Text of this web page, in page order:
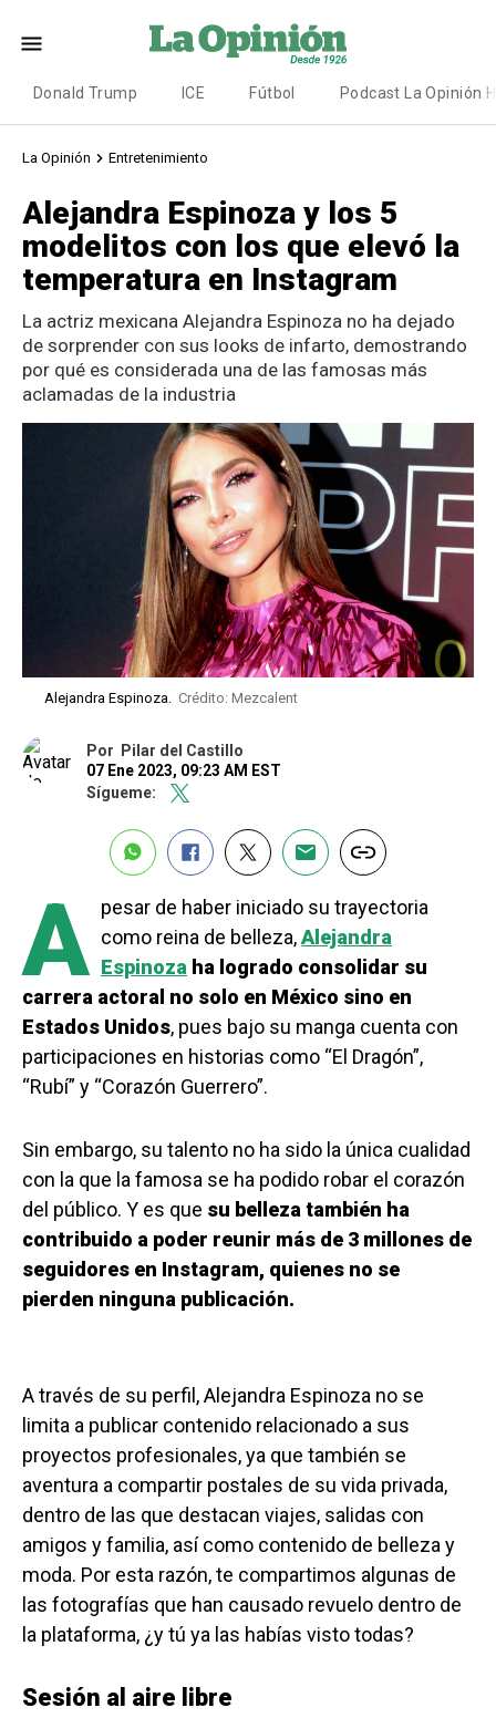
Donald Trump ICE Fútbol Podcast La Opinión
La Opinión Entretenimiento
Alejandra Espinoza y los 5
modelitos con los que elevó la
temperatura en Instagram
La actriz mexicana Alejandra Espinoza no ha dejado
de sorprender con sus looks de infarto, demostrando
por qué es considerada una de las famosas más
aclamadas de la industria
Alejandra Espinoza. Crédito: Mezcalent
Por Pilar del Castillo
07 Ene 2023, 09:23 AM EST
Sígueme:
A pesar de haber iniciado su trayectoria
como reina de belleza,Alejandra
Espinoza ha logrado consolidar su
carrera actoral no solo en México sino en
Estados Unidos, pues bajo su manga cuenta con
participaciones en historias como “El Dragón”,
“Rubí” y “Corazón Guerrero”.
Sin embargo, su talento no ha sido la única cualidad
con la que la famosa se ha podido robar el corazón
del público. Y es que su belleza también ha
contribuido a poder reunir más de 3 millones de
seguidores en Instagram, quienes no se
pierden ninguna publicación.
A través de su perfil, Alejandra Espinoza no se
limita a publicar contenido relacionado a sus
proyectos profesionales, ya que también se
aventura a compartir postales de su vida privada,
dentro de las que destacan viajes, salidas con
amigos y familia, así como contenido de belleza y
moda. Por esta razón, te compartimos algunas de
las fotografías que han causado revuelo dentro de
la plataforma, ¿y tú ya las habías visto todas?
Sesión al aire libre